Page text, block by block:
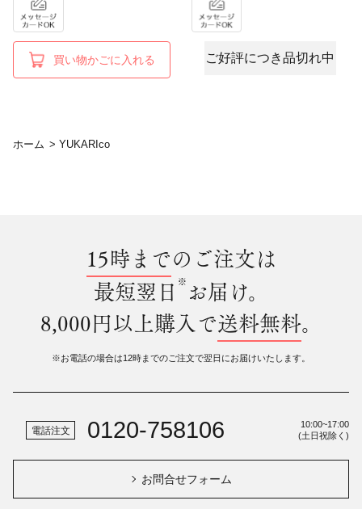
買い物かごに入れる ご好評につき品切れ中
ホーム > YUKARIco
15時までのご注文は
最短翌日 ※ お届け。
8,000円以上購入で送料無料。
※お電話の場合は12時までのご注文で翌日にお届けいたします。
電話注文 0120-758106
10:00~17:00
(土日祝除く)
お問合せフォーム